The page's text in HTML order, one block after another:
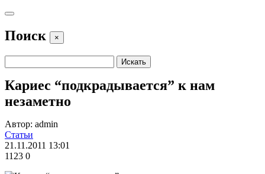
Поиск ×
Кариес “подкрадывается” к нам
незаметно
Автор: admin
Статьи
21.11.2011 13:01
1123 0